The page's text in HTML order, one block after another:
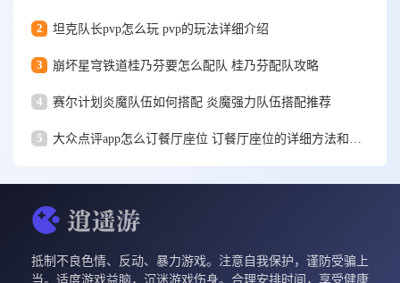
2 坦克队长pvp怎么玩 pvp的玩法详细介绍
3 崩坏星穹铁道桂乃芬要怎么配队 桂乃芬配队攻略
4 赛尔计划炎魔队伍如何搭配 炎魔强力队伍搭配推荐
5
抵制不良色情、反动、暴力游戏。注意自我保护，谨防受骗上
当。适度游戏益脑，沉迷游戏伤身。合理安排时间，享受健康